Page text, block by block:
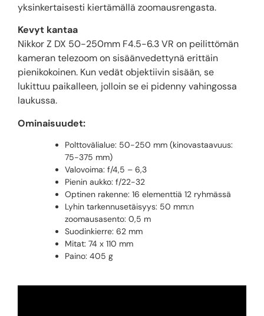
yksinkertaisesti kiertämällä zoomausrengasta.
Kevyt kantaa
Nikkor Z DX 50-250mm F4.5-6.3 VR on peilittömän
kameran telezoom on sisäänvedettynä erittäin
pienikokoinen. Kun vedät objektiivin sisään, se
lukittuu paikalleen, jolloin se ei pidenny vahingossa
laukussa.
Ominaisuudet:
Polttovälialue: 50-250 mm (kinovastaavuus:
75-375 mm)
Valovoima: f/4,5 – 6,3
Pienin aukko: f/22-32
Optinen rakenne: 16 elementtiä 12 ryhmässä
Lyhin tarkennusetäisyys: 50 mm:n
zoomausasento: 0,5 m
Suodinkierre: 62 mm
Mitat: 74 x 110 mm
Paino: 405 g